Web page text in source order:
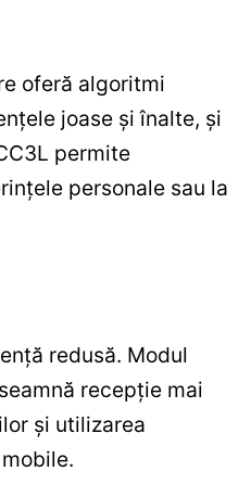
oferă algoritmi
joase și înalte, și
permite
personale sau la
redusă. Modul
recepție mai
și utilizarea